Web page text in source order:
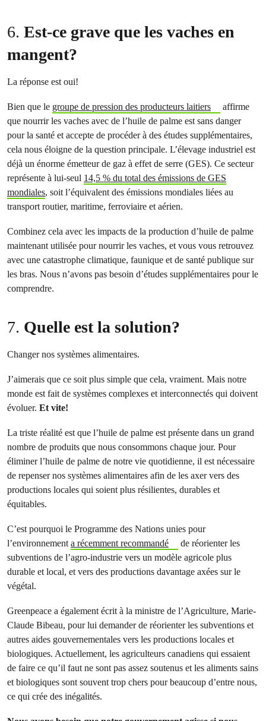
6. Est-ce grave que les vaches en
mangent?
La réponse est oui!
Bien que le groupe de pression des producteurs laitiers
affirme
que nourrir les vaches avec de l’huile de palme est sans danger
pour la santé et accepte de procéder à des études supplémentaires,
cela nous éloigne de la question principale. L’élevage industriel est
déjà un énorme émetteur de gaz à effet de serre (GES). Ce secteur
représente à lui-seul 14,5 % du total des émissions de GES
mondiales, soit l’équivalent des émissions mondiales liées au
transport routier, maritime, ferroviaire et aérien.
Combinez cela avec les impacts de la production d’huile de palme
maintenant utilisée pour nourrir les vaches, et vous vous retrouvez
avec une catastrophe climatique, faunique et de santé publique sur
les bras. Nous n’avons pas besoin d’études supplémentaires pour le
comprendre.
7. Quelle est la solution?
Changer nos systèmes alimentaires.
J’aimerais que ce soit plus simple que cela, vraiment. Mais notre
monde est fait de systèmes complexes et interconnectés qui doivent
évoluer. Et vite!
La triste réalité est que l’huile de palme est présente dans un grand
nombre de produits que nous consommons chaque jour. Pour
éliminer l’huile de palme de notre vie quotidienne, il est nécessaire
de repenser nos systèmes alimentaires afin de les axer vers des
productions locales qui soient plus résilientes, durables et
équitables.
C’est pourquoi le Programme des Nations unies pour
l’environnementa récemment recommandé
de réorienter les
subventions de l’agro-industrie vers un modèle agricole plus
durable et local, et vers des productions davantage axées sur le
végétal.
Greenpeace a également écrit à la ministre de l’Agriculture, Marie-
Claude Bibeau, pour lui demander de réorienter les subventions et
autres aides gouvernementales vers les productions locales et
biologiques. Actuellement, les agriculteurs canadiens qui essaient
de faire ce qu’il faut ne sont pas assez soutenus et les aliments sains
et biologiques sont souvent trop chers pour beaucoup d’entre nous,
ce qui crée des inégalités.